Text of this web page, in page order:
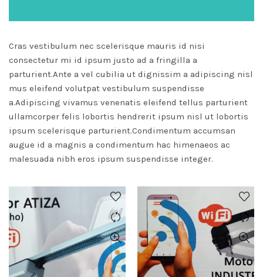
Cras vestibulum nec scelerisque mauris id nisi
consectetur mi id ipsum justo ad a fringilla a
parturient.Ante a vel cubilia ut dignissim a adipiscing nisl
mus eleifend volutpat vestibulum suspendisse
a.Adipiscing vivamus venenatis eleifend tellus parturient
ullamcorper felis lobortis hendrerit ipsum nisl ut lobortis
ipsum scelerisque parturient.Condimentum accumsan
augue id a magnis a condimentum hac himenaeos ac
malesuada nibh eros ipsum suspendisse integer.